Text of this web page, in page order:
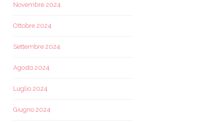
Novembre 2024
Ottobre 2024
Settembre 2024
Agosto 2024
Luglio 2024
Giugno 2024